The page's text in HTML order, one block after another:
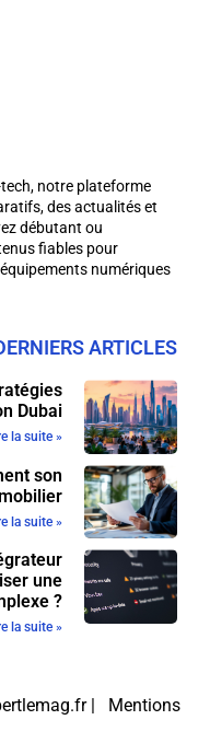
notre plateforme
des actualités et
débutant ou
fiables pour
numériques
ARTICLES
Dubai
la suite »
son
la suite »
une
?
la suite »
|
Mentions